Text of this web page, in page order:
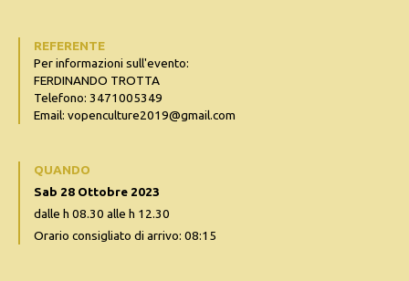
REFERENTE
Per informazioni sull'evento:
FERDINANDO TROTTA
Telefono: 3471005349
Email: vopenculture2019@gmail.com
QUANDO
Sab 28 Ottobre 2023
dalle h 08.30 alle h 12.30
Orario consigliato di arrivo: 08:15